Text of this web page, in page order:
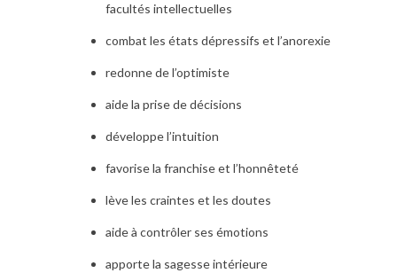
facultés intellectuelles
combat les états dépressifs et l’anorexie
redonne de l’optimiste
aide la prise de décisions
développe l’intuition
favorise la franchise et l’honnêteté
lève les craintes et les doutes
aide à contrôler ses émotions
apporte la sagesse intérieure